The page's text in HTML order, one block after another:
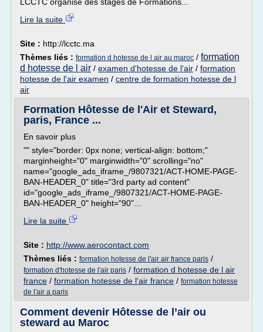
Lire la suite
Site : http://lcctc.ma
Thèmes liés : formation d hotesse de l air au maroc / formation
d hotesse de l air / examen d'hotesse de l'air / formation
hotesse de l'air examen / centre de formation hotesse de l
air
Formation Hôtesse de l'Air et Steward,
paris, France ...
En savoir plus
"" style="border: 0px none; vertical-align: bottom;"
marginheight="0" marginwidth="0" scrolling="no"
name="google_ads_iframe_/9807321/ACT-HOME-PAGE-
BAN-HEADER_0" title="3rd party ad content"
id="google_ads_iframe_/9807321/ACT-HOME-PAGE-
BAN-HEADER_0" height="90"...
Lire la suite
Site : http://www.aerocontact.com
Thèmes liés : formation hotesse de l'air air france paris /
formation d'hotesse de l'air paris / formation d hotesse de l air
france / formation hotesse de l'air france / formation hotesse
de l'air a paris
Comment devenir Hôtesse de l’air ou
steward au Maroc